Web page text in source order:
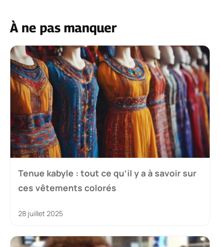
À ne pas manquer
Tenue kabyle : tout ce qu’il y a à savoir sur
ces vêtements colorés
28 juillet 2025